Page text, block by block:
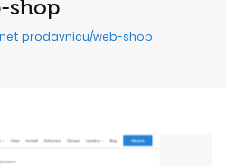
shop
prodavnicu/web-shop